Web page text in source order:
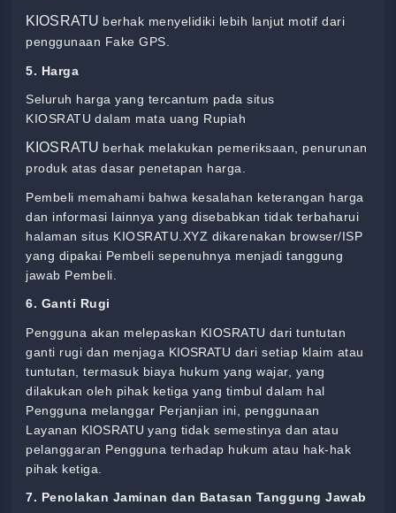
KIOSRATU berhak menyelidiki lebih lanjut motif dari
penggunaan Fake GPS.
5. Harga
Seluruh harga yang tercantum pada situs
KIOSRATU dalam mata uang Rupiah
KIOSRATU berhak melakukan pemeriksaan, penurunan
produk atas dasar penetapan harga.
Pembeli memahami bahwa kesalahan keterangan harga
dan informasi lainnya yang disebabkan tidak terbaharui
halaman situs KIOSRATU.XYZ dikarenakan browser/ISP
yang dipakai Pembeli sepenuhnya menjadi tanggung
jawab Pembeli.
6. Ganti Rugi
Pengguna akan melepaskan KIOSRATU dari tuntutan
ganti rugi dan menjaga KIOSRATU dari setiap klaim atau
tuntutan, termasuk biaya hukum yang wajar, yang
dilakukan oleh pihak ketiga yang timbul dalam hal
Pengguna melanggar Perjanjian ini, penggunaan
Layanan KIOSRATUyang tidak semestinya dan atau
pelanggaran Pengguna terhadap hukum atau hak-hak
pihak ketiga.
7. Penolakan Jaminan dan Batasan Tanggung Jawab